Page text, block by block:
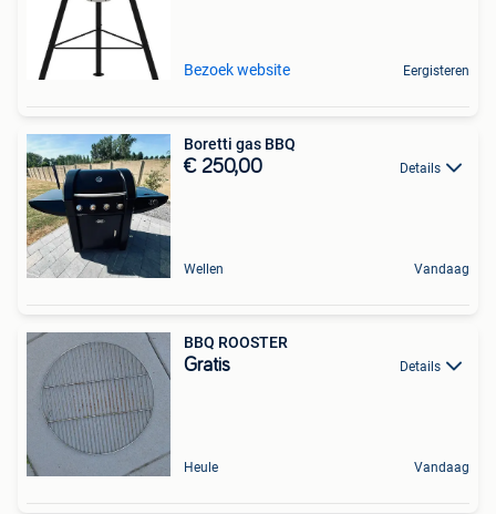
Bezoek website Eergisteren
Boretti gas BBQ
€ 250,00 Details
Wellen Vandaag
BBQ ROOSTER
Gratis Details
Heule Vandaag